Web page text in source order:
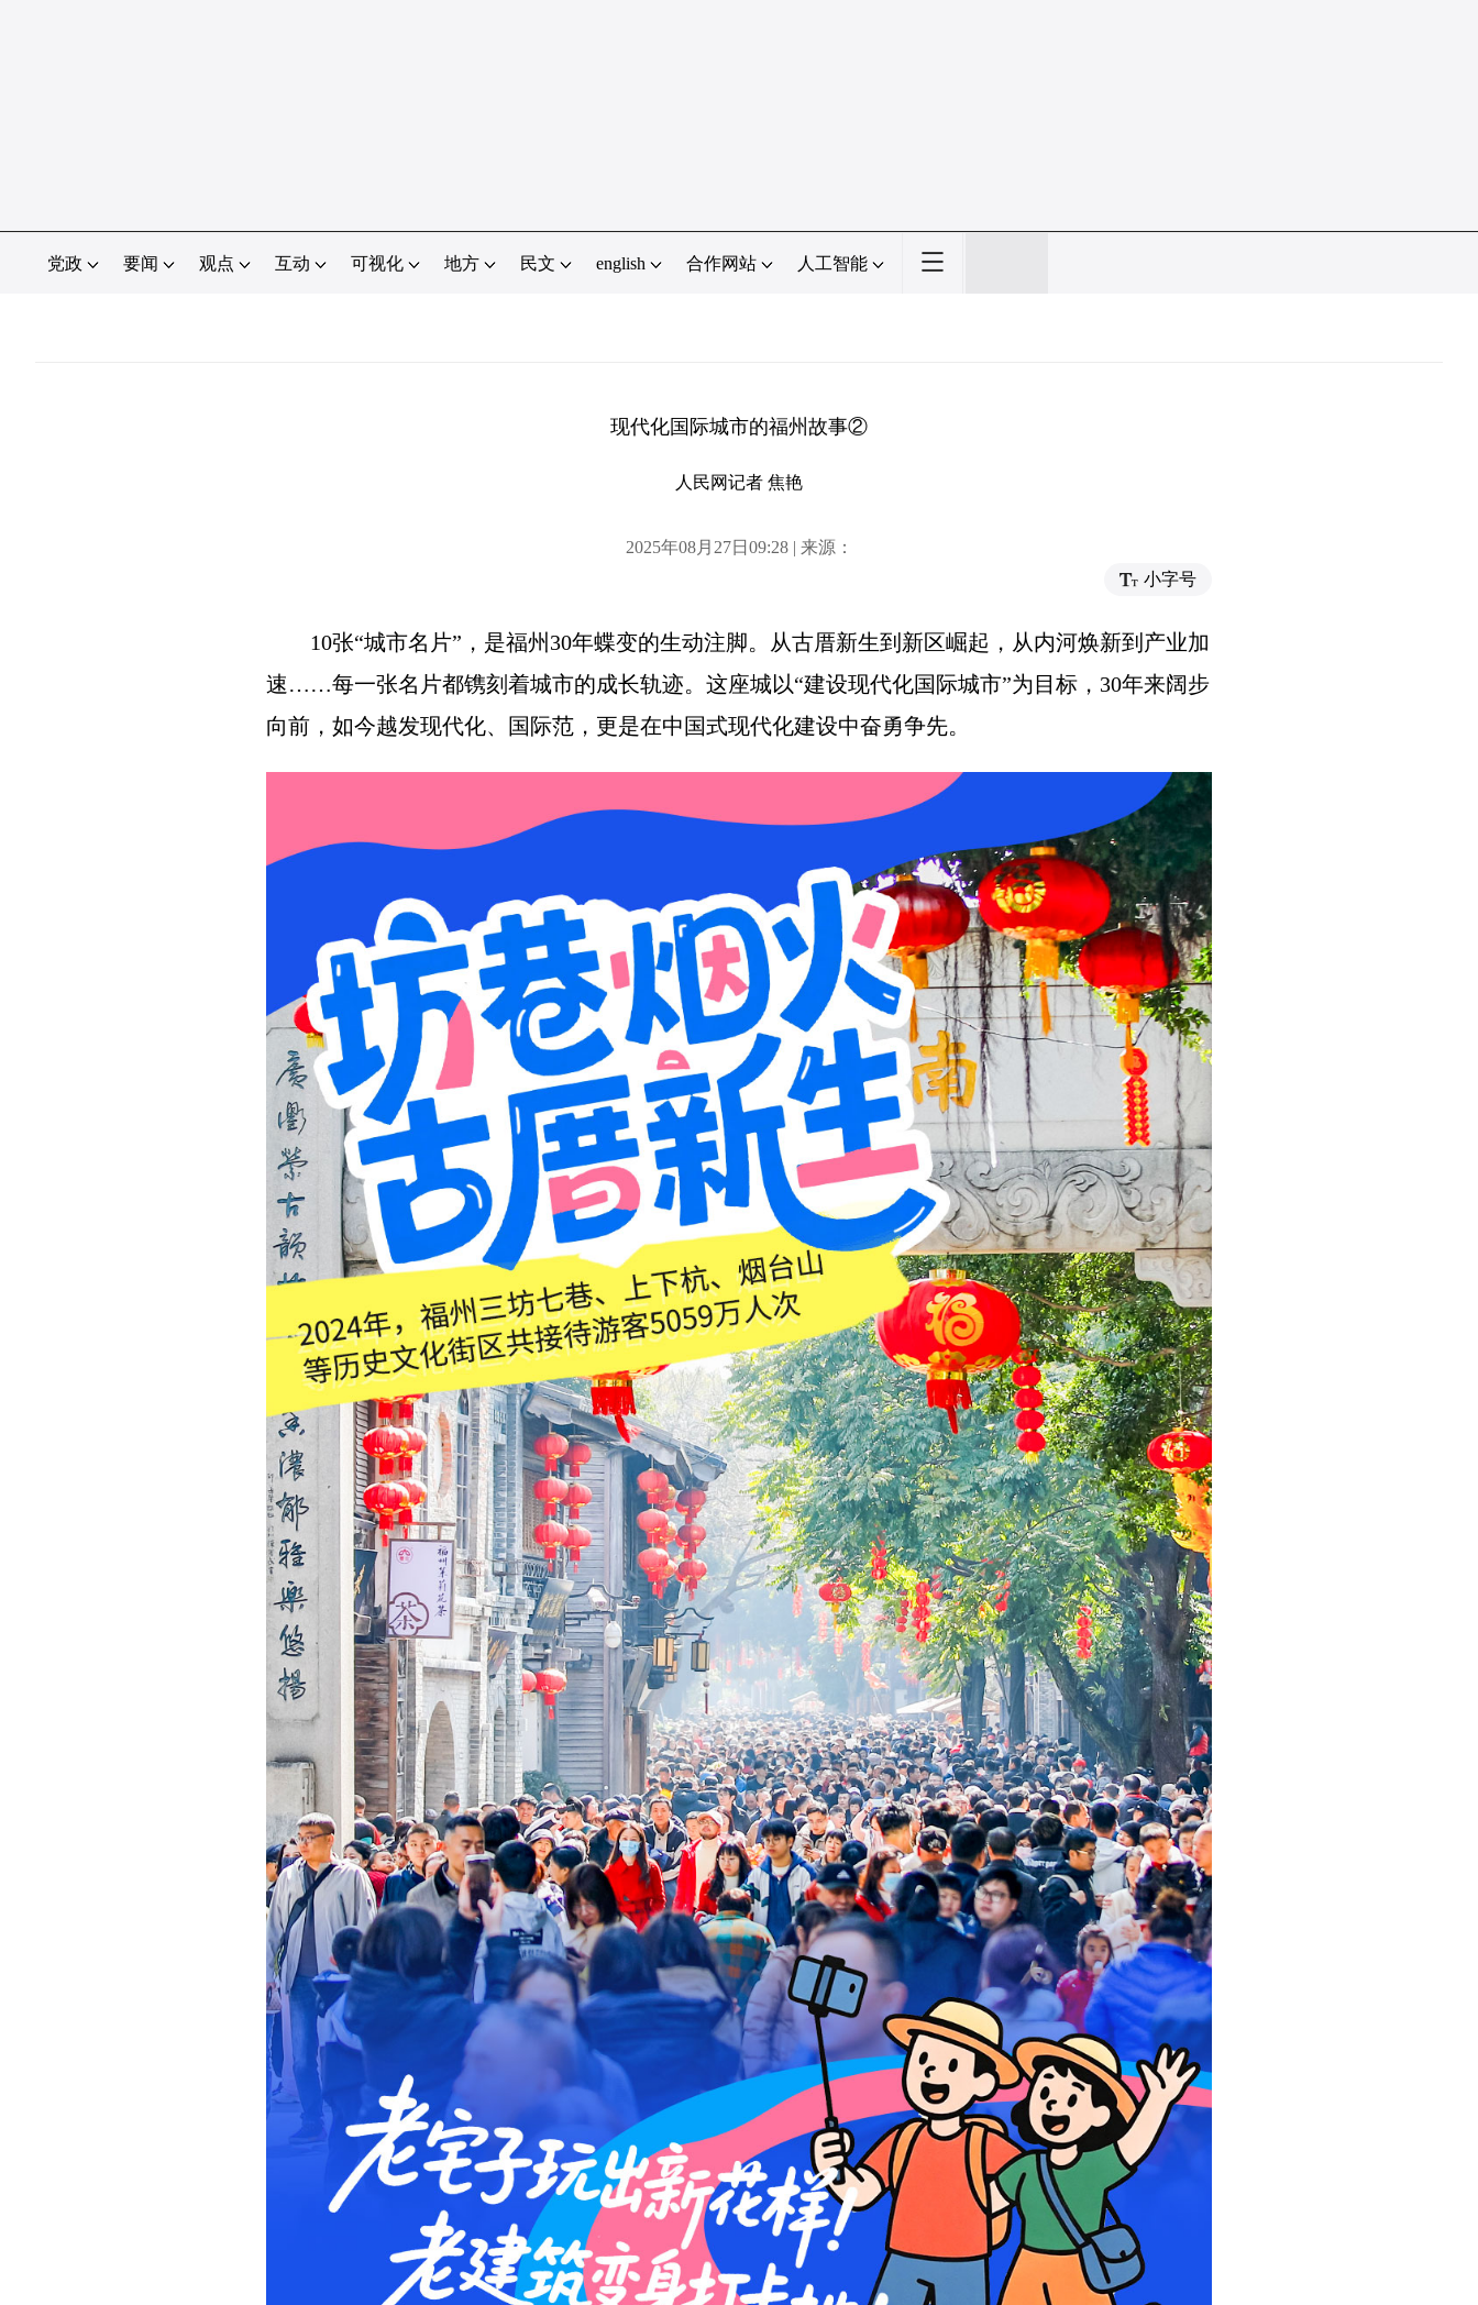
党政 要闻 观点 互动 可视化 地方 民文 english 合作网站 人工智能
现代化国际城市的福州故事②
人民网记者 焦艳
2025年08月27日09:28 | 来源：
小字号
10张“城市名片”，是福州30年蝶变的生动注脚。从古厝新生到新区崛起，从内河焕新到产业加
速……每一张名片都镌刻着城市的成长轨迹。这座城以“建设现代化国际城市”为目标，30年来阔步
向前，如今越发现代化、国际范，更是在中国式现代化建设中奋勇争先。